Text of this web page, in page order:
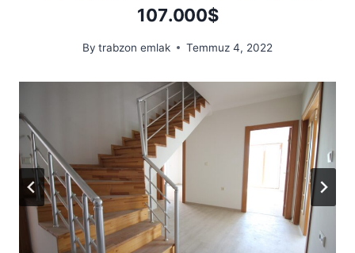
107.000$
By trabzon emlak Temmuz 4, 2022